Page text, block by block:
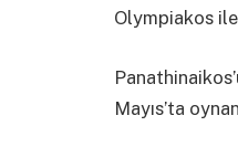
Olympiakos
Mayıs’ta